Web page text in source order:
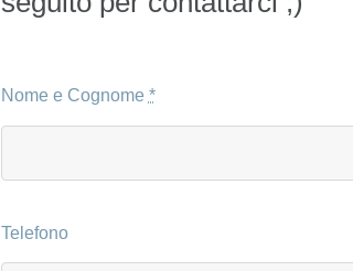
Nome e Cognome *
Telefono